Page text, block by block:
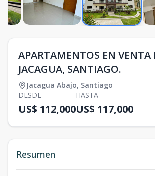
APARTAMENTOS EN VENTA
JACAGUA, SANTIAGO.
Jacagua Abajo, Santiago
DESDE
US$ 112,000
HASTA
US$ 117,000
Resumen